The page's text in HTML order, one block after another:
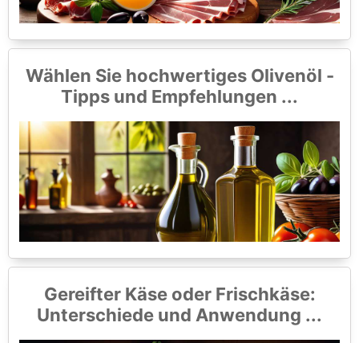
Wählen Sie hochwertiges Olivenöl -
Tipps und Empfehlungen ...
Gereifter Käse oder Frischkäse:
Unterschiede und Anwendung ...